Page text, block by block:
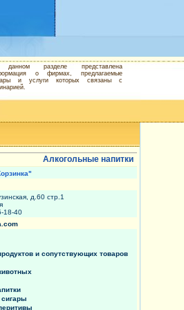
разделе представлена
о фирмах, предлагаемые
и услуги которых связаны с
Алкогольные напитки
д.60 стр.1
18-40
и сопутствующих товаров
сигары